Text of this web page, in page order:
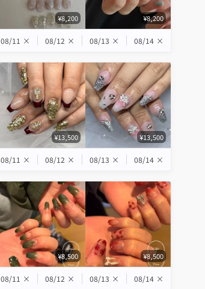
¥8,200 ¥8,200
08/11 × 08/12 × 08/13 × 08/14 ×
¥13,500 ¥13,500
08/11 × 08/12 × 08/13 × 08/14 ×
¥8,500 ¥8,500
08/11 × 08/12 × 08/13 × 08/14 ×